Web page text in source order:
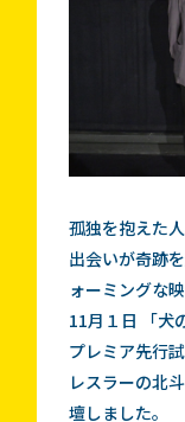
孤独を抱えた
出会いが奇跡
ォーミングな
11月１日 「犬
プレミア先行
レスラーの北
壇しました。